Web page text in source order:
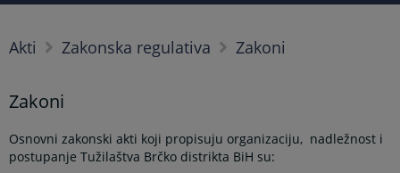
Akti Zakonska regulativa Zakoni
Zakoni
Osnovni zakonski akti koji propisuju organizaciju, nadležnost i
postupanje Tužilaštva Brčko distrikta BiH su: